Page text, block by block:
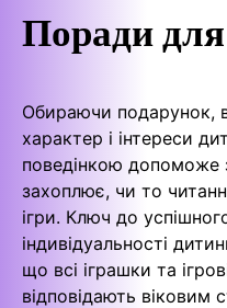
Поради
Обираючи подарунок,
характер і інтереси
поведінкою допоможе
захоплює, чи то
ігри. Ключ до
індивідуальності
що всі іграшки та
відповідають віковим